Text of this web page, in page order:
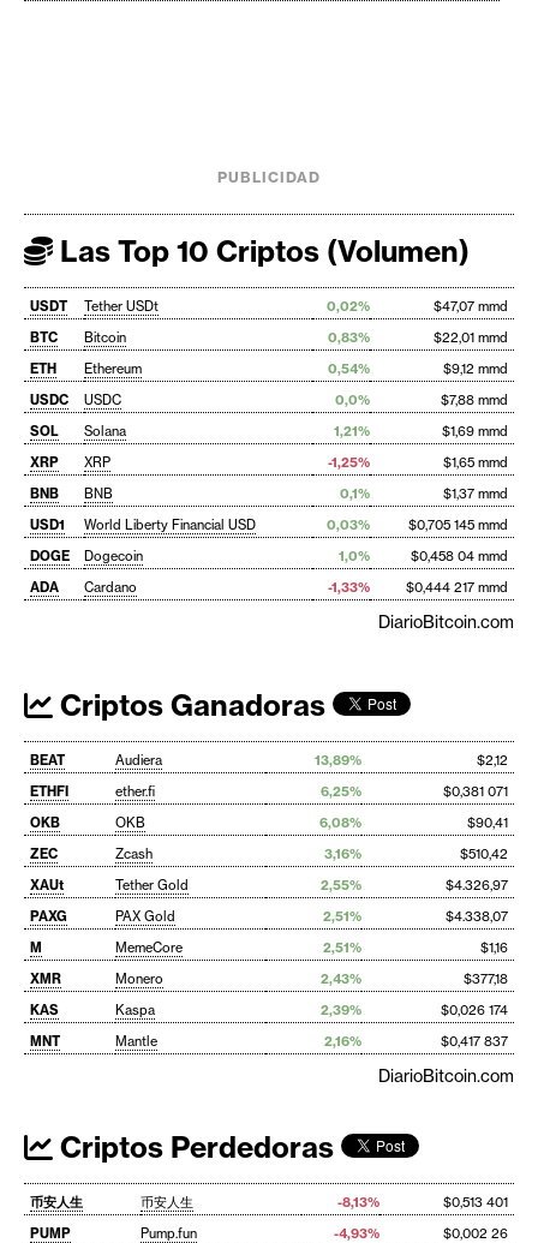
PUBLICIDAD
Las Top 10 Criptos (Volumen)
USDT Tether USDt 0,02%
$47,07 mmd
BTC
Bitcoin 0,83%
$22,01 mmd
ETH
Ethereum 0,54%
$9,12 mmd
USDC
USDC 0,0%
$7,88 mmd
SOL
Solana 1,21%
$1,69 mmd
XRP
XRP -1,25%
$1,65 mmd
BNB
BNB 0,1%
$1,37 mmd
USD1
World Liberty Financial USD 0,03%
$0,705 145 mmd
DOGE
Dogecoin 1,0%
$0,458 04 mmd
ADA
Cardano -1,33% $0,444 217 mmd
DiarioBitcoin.com
Criptos Ganadoras
BEAT Audiera 13,89%
$2,12
ETHFI
ether.fi 6,25%
$0,381 071
OKB
OKB 6,08%
$90,41
ZEC
Zcash 3,16%
$510,42
XAUt
Tether Gold 2,55%
$4.326,97
PAXG
PAX Gold 2,51%
$4.338,07
M
MemeCore 2,51%
$1,16
XMR
Monero 2,43%
$377,18
KAS
Kaspa 2,39%
$0,026 174
MNT
Mantle 2,16% $0,417 837
DiarioBitcoin.com
Criptos Perdedoras
币安人生 币安人生 -8,13%
$0,513 401
PUMP
Pump.fun -4,93%
$0,002 26